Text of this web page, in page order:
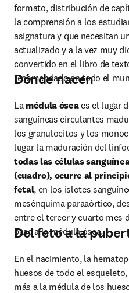
formato, distribución de
la comprensión a los
asignatura y que necesitan
actualizado y a la vez muy
convertido en el libro de
recomendado en todo el
Dónde nacen
La médula ósea es el lugar
sanguíneas circulantes
los granulocitos y los
lugar la maduración del
todas las células
(cuadro), ocurre al
fetal, en los islotes
mesénquima paraaórtico,
entre el tercer y cuarto mes
pasa a la médula ósea.
Del feto a la
En el nacimiento, la
huesos de todo el
más a la médula de los